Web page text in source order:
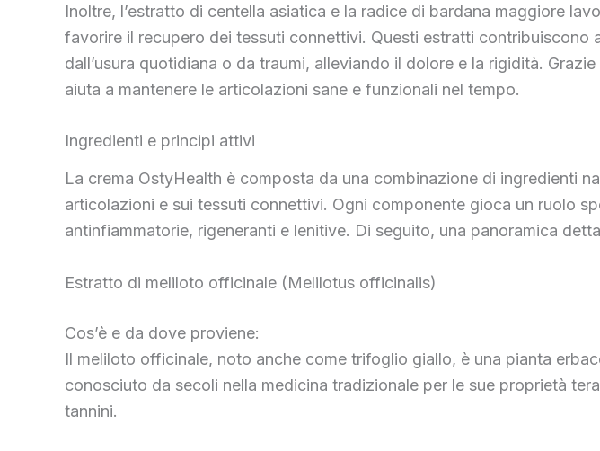
Inoltre, l’estratto di centella asiatica e la radice di bardana maggiore
favorire il recupero dei tessuti connettivi. Questi estratti
dall’usura quotidiana o da traumi, alleviando il dolore e la rigidità.
aiuta a mantenere le articolazioni sane e funzionali nel tempo.
Ingredienti e principi attivi
La crema OstyHealth è composta da una combinazione di ingredienti
articolazioni e sui tessuti connettivi. Ogni componente gioca un ruolo
antinfiammatorie, rigeneranti e lenitive. Di seguito, una panoramica
Estratto di meliloto officinale (Melilotus officinalis)
Cos’è e da dove proviene:
Il meliloto officinale, noto anche come trifoglio giallo, è una pianta
conosciuto da secoli nella medicina tradizionale per le sue proprietà
tannini.